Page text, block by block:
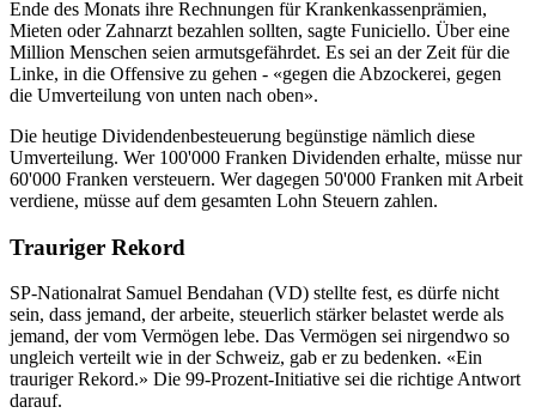
Ende des Monats ihre Rechnungen für Krankenkassenprämien,
Mieten oder Zahnarzt bezahlen sollten, sagte Funiciello. Über eine
Million Menschen seien armutsgefährdet. Es sei an der Zeit für die
Linke, in die Offensive zu gehen - «gegen die Abzockerei, gegen
die Umverteilung von unten nach oben».
Die heutige Dividendenbesteuerung begünstige nämlich diese
Umverteilung. Wer 100'000 Franken Dividenden erhalte, müsse nur
60'000 Franken versteuern. Wer dagegen 50'000 Franken mit Arbeit
verdiene, müsse auf dem gesamten Lohn Steuern zahlen.
Trauriger Rekord
SP-Nationalrat Samuel Bendahan (VD) stellte fest, es dürfe nicht
sein, dass jemand, der arbeite, steuerlich stärker belastet werde als
jemand, der vom Vermögen lebe. Das Vermögen sei nirgendwo so
ungleich verteilt wie in der Schweiz, gab er zu bedenken. «Ein
trauriger Rekord.» Die 99-Prozent-Initiative sei die richtige Antwort
darauf.